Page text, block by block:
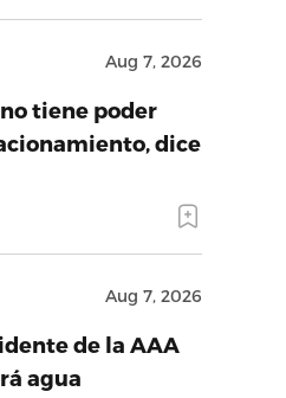
Aug 7, 2026
tiene poder
dice
Aug 7, 2026
de la AAA
agua